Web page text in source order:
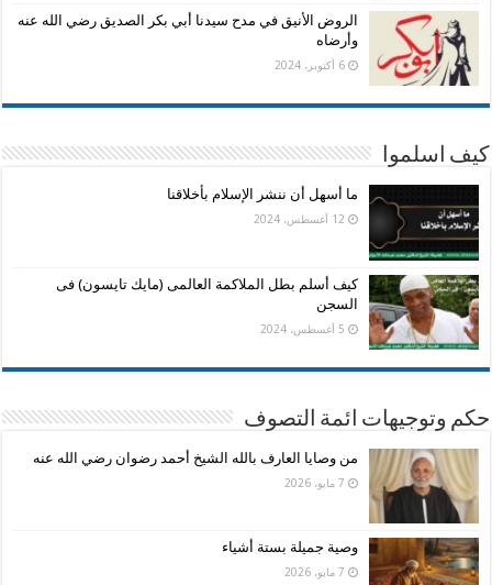
الروض الأنيق في مدح سيدنا أبي بكر الصديق رضي الله عنه
وأرضاه
6 أكتوبر، 2024
كيف اسلموا
ما أسهل أن ننشر الإسلام بأخلاقنا
12 أغسطس، 2024
كيف أسلم بطل الملاكمة العالمى (مايك تايسون) فى
السجن
5 أغسطس، 2024
حكم وتوجيهات ائمة التصوف
من وصايا العارف بالله الشيخ أحمد رضوان رضي الله عنه
7 مايو، 2026
وصية جميلة بستة أشياء
7 مايو، 2026